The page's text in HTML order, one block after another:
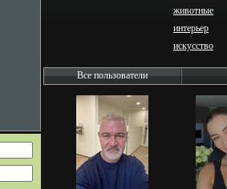
животные
интерьер
искусство
Все пользователи